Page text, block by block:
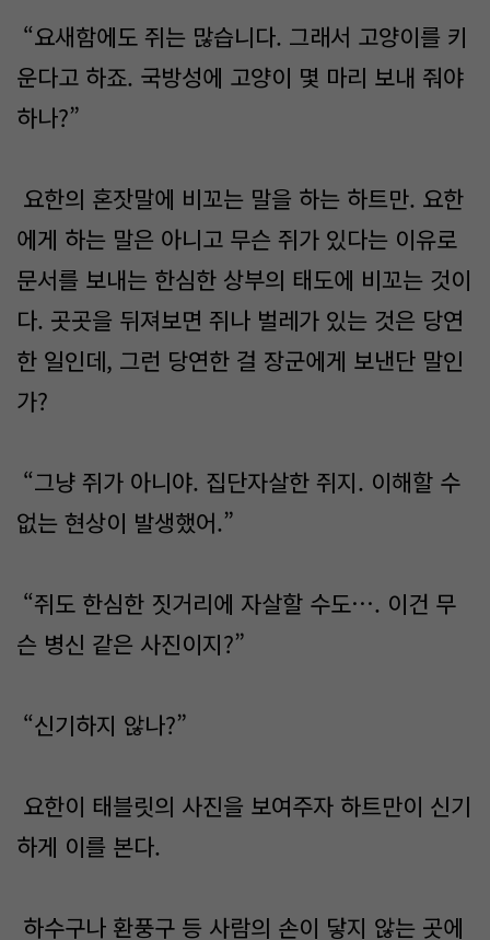
“요새함에도 쥐는 많습니다. 그래서 고양이를 키
운다고 하죠. 국방성에 고양이 몇 마리 보내 줘야
하나?”
요한의 혼잣말에 비꼬는 말을 하는 하트만. 요한
에게 하는 말은 아니고 무슨 쥐가 있다는 이유로
문서를 보내는 한심한 상부의 태도에 비꼬는 것이
다. 곳곳을 뒤져보면 쥐나 벌레가 있는 것은 당연
한 일인데, 그런 당연한 걸 장군에게 보낸단 말인
가?
“그냥 쥐가 아니야. 집단자살한 쥐지. 이해할 수
없는 현상이 발생했어.”
“쥐도 한심한 짓거리에 자살할 수도…. 이건 무
슨 병신 같은 사진이지?”
“신기하지 않나?”
요한이 태블릿의 사진을 보여주자 하트만이 신기
하게 이를 본다.
하수구나 환풍구 등 사람의 손이 닿지 않는 곳에